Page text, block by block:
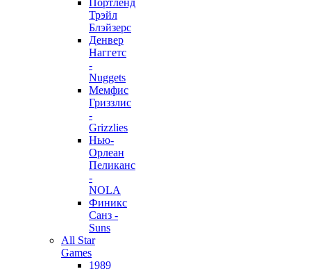
Портленд
Трэйл
Блэйзерс
Денвер
Наггетс
-
Nuggets
Мемфис
Гриззлис
-
Grizzlies
Нью-
Орлеан
Пеликанс
-
NOLA
Финикс
Санз -
Suns
All Star
Games
1989